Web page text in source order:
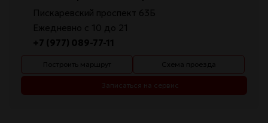
Пискаревский проспект 63Б
Ежедневно с 10 до 21
+7 (977) 089-77-11
Построить маршрут Схема проезда
Записаться на сервис